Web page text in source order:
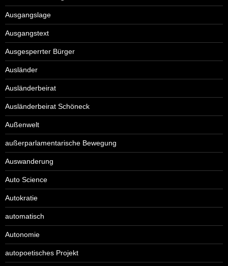
Ausgangslage
Ausgangstext
Ausgesperrter Bürger
Ausländer
Ausländerbeirat
Ausländerbeirat Schöneck
Außenwelt
außerparlamentarische Bewegung
Auswanderung
Auto Science
Autokratie
automatisch
Autonomie
autopoetisches Projekt